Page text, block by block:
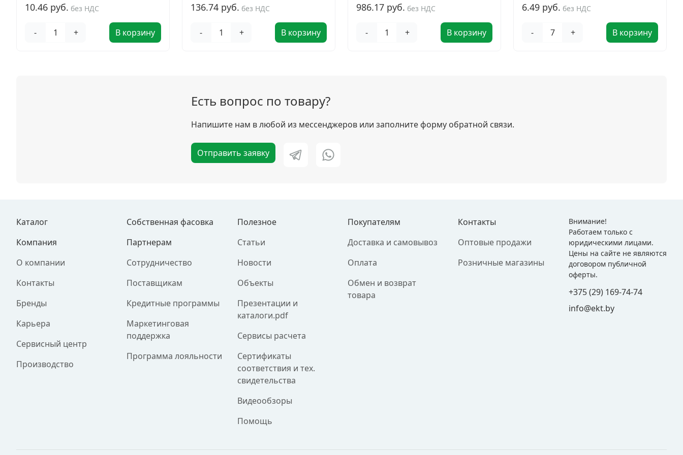
10.46 руб. без НДС
- + В корзину
136.74 руб. без НДС
- + В корзину
986.17 руб. без НДС
- + В корзину
6.49 руб. без НДС
- + В корзину
Есть вопрос по товару?
Напишите нам в любой из мессенджеров или заполните форму обратной связи.
Отправить заявку
Каталог
Компания
О компании
Контакты
Бренды
Карьера
Сервисный центр
Производство
Собственная фасовка
Партнерам
Сотрудничество
Поставщикам
Кредитные программы
Маркетинговая
поддержка
Программа лояльности
Полезное
Статьи
Новости
Объекты
Презентации и
каталоги.pdf
Сервисы расчета
Сертификаты
соответствия и тех.
свидетельства
Видеообзоры
Помощь
Покупателям
Доставка и самовывоз
Оплата
Обмен и возврат
товара
Контакты
Оптовые продажи
Розничные магазины
Внимание!
Работаем только с
юридическими лицами.
Цены на сайте не являются
договором публичной
оферты.
+375 (29) 169-74-74
info@ekt.by